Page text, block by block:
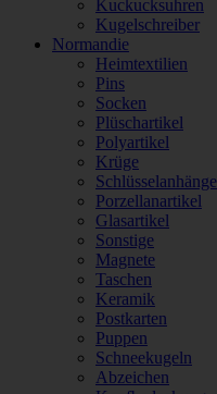
Kuckucksuhren
Kugelschreiber
Normandie
Heimtextilien
Pins
Socken
Plüschartikel
Polyartikel
Krüge
Porzellanartikel
Glasartikel
Sonstige
Magnete
Taschen
Keramik
Postkarten
Puppen
Schneekugeln
Abzeichen